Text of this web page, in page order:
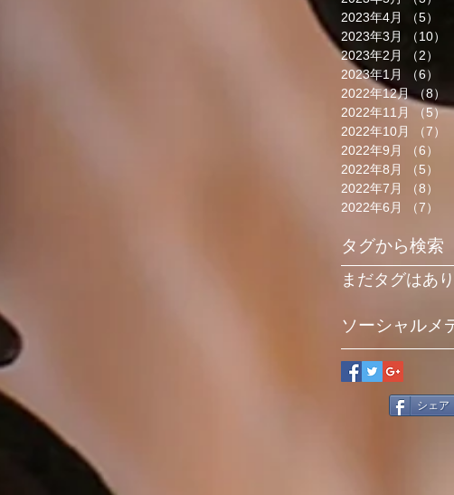
2023年4月
（5）
2023年3月
（10）
2023年2月
（2）
2023年1月
（6）
2022年12月
（8）
2022年11月
（5）
2022年10月
（7）
2022年9月
（6）
2022年8月
（5）
2022年7月
（8）
2022年6月
（7）
タグから検索
まだタグはあ
ソーシャルメ
シェア